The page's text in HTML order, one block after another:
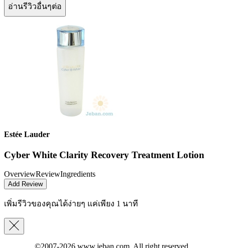
อ่านรีวิวอื่นๆต่อ
Estée Lauder
Cyber White Clarity Recovery Treatment Lotion
OverviewReviewIngredients
Add Review
เพิ่มรีวิวของคุณได้ง่ายๆ แค่เพียง 1 นาที